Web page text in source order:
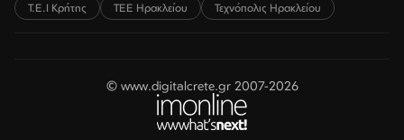
Τ.Ε.Ι Κρήτης
ΤΕΕ Ηρακλείου Τεχνόπολις Ηρακλείου
© www.digitalcrete.gr 2007-2026